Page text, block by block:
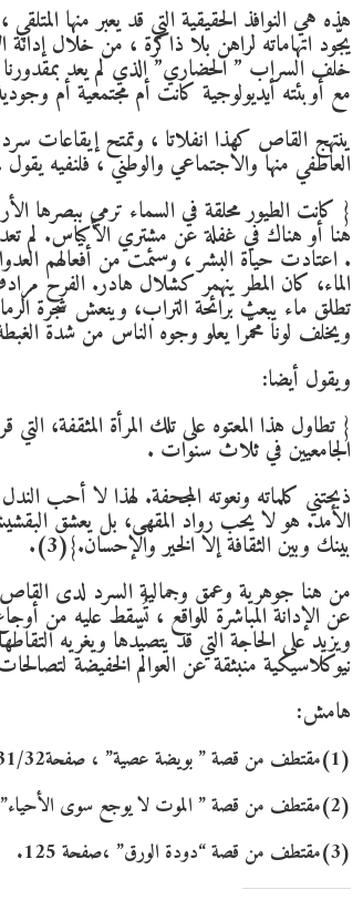
هذه هي النوافذ الحقيقية التي قد يعبر منها
يجّود اتهاماته لراهن بلا ذاكرة ، من خلال إدانة
خلف السراب ” الحضاري” الذي لم يعد
مع أوبئته أيديولوجية كانت أم مجتمعية أم
ينتهج القاص كهذا انفلاتا ، وتمتح إيقاعات
العاطفي منها والاجتماعي والوطني ، فلنفيه
{ كانت الطيور محلقة في السماء ترمي
هنا أو هناك في غفلة عن مشتري الأكياس. لم تعد
. اعتادت حياة البشر ، وسئمت من أفعالهم
الماء، كان المطر ينهمر كشلال هادر. الفرح
تطلق ماء يبعث برائحة التراب، وينعش شجرة
ويخلف لونا محمّرا يعلو وجوه الناس من شدة
ويقول أيضا:
{ تطاول هذا المعتوه على تلك المرأة المثقفة،
الجامعيين في ثلاث سنوات .
ذبحتني كلماته ونعوته المجحفة. لهذا لا أحب
الأمد. هو لا يحب رواد المقهى، بل يعشق
بينك وبين الثقافة إلا الخير والإحسان.}(3).
من هنا جوهرية وعمق وجمالية السرد لدى القاص
عن الإدانة المباشرة للواقع ، تُسقط عليه من
ويزيد على الحاجة التي قد يتصيّدها ويغريه
نيوكلاسيكية منبثقة عن العوالم الخفيضة
هامش:
(1)مقتطف من قصة ” بويضة عصية” ، صفحة31/32.
(2)مقتطف من قصة ” الموت لا يوجع سوى الأحياء”، صفحة59.
(3)مقتطف من قصة “دودة الورق” ،صفحة 125.